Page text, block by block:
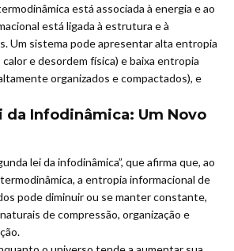
está associada à energia e ao
está ligada à estrutura e à
Um sistema pode apresentar alta entropia
e desordem física) e baixa entropia
organizados e compactados), e
da Infodinâmica: Um Novo
lei da infodinâmica”, que afirma que, ao
a entropia informacional de
pode diminuir ou se manter constante,
de compressão, organização e